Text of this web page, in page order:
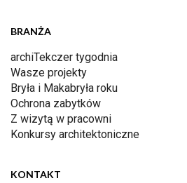
BRANŻA
archiTekczer tygodnia
Wasze projekty
Bryła i Makabryła roku
Ochrona zabytków
Z wizytą w pracowni
Konkursy architektoniczne
KONTAKT